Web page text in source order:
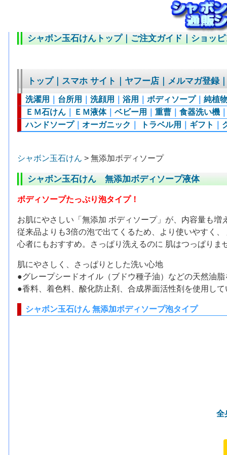
シャボン玉石けんトップ｜ご注文ガイド｜ショッ
トップ｜スマホ サイト｜ヤフー店｜メルマガ登録
洗濯用 台所用 洗顔用 浴用 ボディソープ｜ 純植
ＥＭ石けん｜ ＥＭ液体｜ ベビー用 重曹｜ 食器洗い機
ハンドソープ｜ オーガニック トラベル用 ギフト
シャボン玉石けん > 無添加ボディソープ
シャボン玉石けん 無添加ボディソープ液体
ボディソープたっぷり泡タイプ！
お肌にやさしい「無添加 ボディソープ」が、内容量も
従来品よりも3倍の泡で出てくるため、より使いやすく
心者にもおすすめ。さっぱり洗えるのに 肌はつっぱりま
肌にやさしく、さっぱりとした洗い心地
●グレープシードオイル（ブドウ種子油）などの天然油
●香料、着色料、酸化防止剤、合成界面活性剤を使用し
シャボン玉石けん 無添加ボディソープ泡タイプ
全